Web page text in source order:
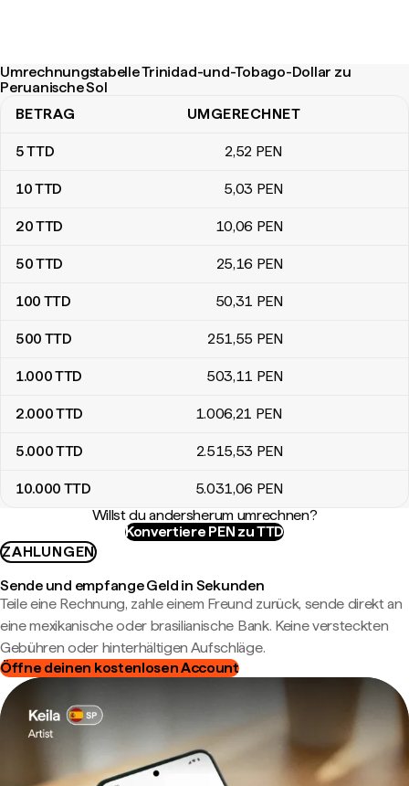
Umrechnungstabelle Trinidad-und-Tobago-Dollar zu
Peruanische Sol
Umrechnungstabelle Trinidad-und-Tobago-Dollar zu
BETRAG UMGERECHNET
5TTD 2,52 PEN
10TTD 5,03 PEN
20TTD 10,06 PEN
50TTD 25,16 PEN
100 TTD 50,31 PEN
500 TTD 251,55 PEN
1.000TTD 503,11 PEN
2.000TTD 1.006,21 PEN
5.000TTD 2.515,53 PEN
10.000 TTD 5.031,06 PEN
Willst du andersherum umrechnen?
Konvertiere PEN zu TTD
ZAHLUNGEN
Sende und empfange Geld in Sekunden
Teile eine Rechnung, zahle einem Freund zurück, sende direkt an
eine mexikanische oder brasilianische Bank. Keine versteckten
Gebühren oder hinterhältigen Aufschläge.
Öffne deinen kostenlosen Account